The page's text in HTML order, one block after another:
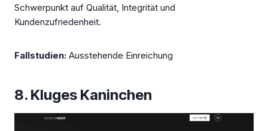
Schwerpunkt auf Qualität, Integrität und
Kundenzufriedenheit.
Fallstudien: Ausstehende Einreichung
8. Kluges Kaninchen